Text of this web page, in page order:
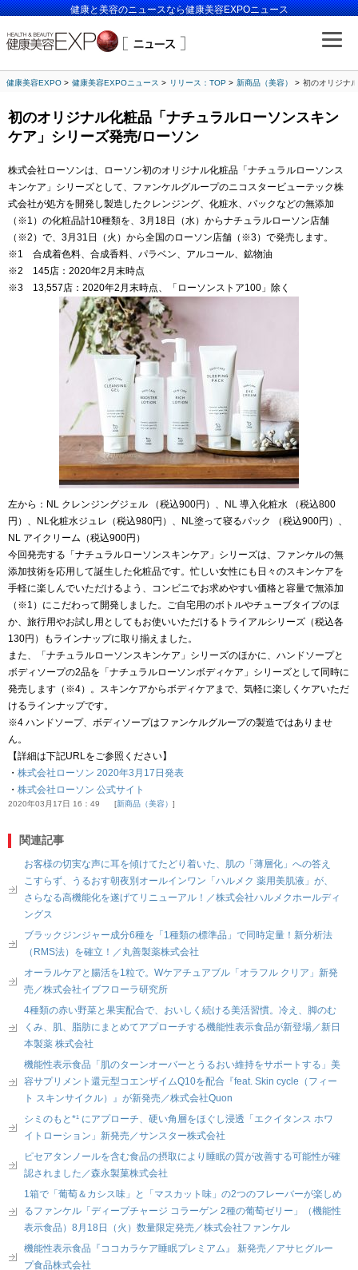
健康と美容のニュースなら健康美容EXPOニュース
健康美容EXPO 健康美容EXPOニュース リリース：TOP 新商品（美容） 初のオリジナ
初のオリジナル化粧品「ナチュラルローソンスキン
ケア」シリーズ発売/ローソン
株式会社ローソンは、ローソン初のオリジナル化粧品「ナチュラルローソンス
キンケア」シリーズとして、ファンケルグループのニコスタービューテック株
式会社が処方を開発し製造したクレンジング、化粧水、パックなどの無添加
（※1）の化粧品計10種類を、3月18日（水）からナチュラルローソン店舗
（※2）で、3月31日（火）から全国のローソン店舗（※3）で発売します。
※1 合成着色料、合成香料、パラベン、アルコール、鉱物油
※2 145店：2020年2月末時点
※3 13,557店：2020年2月末時点、「ローソンストア100」除く
左から：NL クレンジングジェル （税込900円）、NL 導入化粧水 （税込800
円）、NL化粧水ジュレ（税込980円）、NL塗って寝るパック （税込900円）、
NL アイクリーム（税込900円）
今回発売する「ナチュラルローソンスキンケア」シリーズは、ファンケルの無
添加技術を応用して誕生した化粧品です。忙しい女性にも日々のスキンケアを
手軽に楽しんでいただけるよう、コンビニでお求めやすい価格と容量で無添加
（※1）にこだわって開発しました。ご自宅用のボトルやチューブタイプのほ
か、旅行用やお試し用としてもお使いいただけるトライアルシリーズ（税込各
130円）もラインナップに取り揃えました。
また、「ナチュラルローソンスキンケア」シリーズのほかに、ハンドソープと
ボディソープの2品を「ナチュラルローソンボディケア」シリーズとして同時に
発売します（※4）。スキンケアからボディケアまで、気軽に楽しくケアいただ
けるラインナップです。
※4 ハンドソープ、ボディソープはファンケルグループの製造ではありませ
ん。
【詳細は下記URLをご参照ください】
・ 株式会社ローソン 2020年3月17日発表
・ 株式会社ローソン 公式サイト
2020年03月17日 16：49 新商品（美容）
関連記事
お客様の切実な声に耳を傾けてたどり着いた、肌の「薄層化」への答え
こすらず、うるおす朝夜別オールインワン「ハルメク 薬用美肌液」が、
さらなる高機能化を遂げてリニューアル！／株式会社ハルメクホールディ
ングス
ブラックジンジャー成分6種を「1種類の標準品」で同時定量！新分析法
（RMS法）を確立！／丸善製薬株式会社
オーラルケアと腸活を1粒で。Wケアチュアブル「オラフル クリア」新発
売／株式会社イブフローラ研究所
4種類の赤い野菜と果実配合で、おいしく続ける美活習慣。冷え、脚のむ
くみ、肌、脂肪にまとめてアプローチする機能性表示食品が新登場／新日
本製薬 株式会社
機能性表示食品「肌のターンオーバーとうるおい維持をサポートする」美
容サプリメント還元型コエンザイムQ10を配合『feat. Skin cycle（フィー
ト スキンサイクル）』が新発売／株式会社Quon
シミのもと*¹ にアプローチ、硬い角層をほぐし浸透「エクイタンス ホワ
イトローション」新発売／サンスター株式会社
ピセアタンノールを含む食品の摂取により睡眠の質が改善する可能性が確
認されました／森永製菓株式会社
1箱で「葡萄＆カシス味」と「マスカット味」の2つのフレーバーが楽しめ
るファンケル「ディープチャージ コラーゲン 2種の葡萄ゼリー」（機能性
表示食品）8月18日（火）数量限定発売／株式会社ファンケル
機能性表示食品『ココカラケア睡眠プレミアム』 新発売／アサヒグルー
プ食品株式会社